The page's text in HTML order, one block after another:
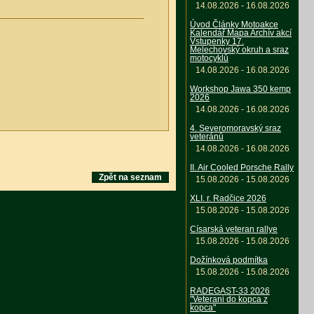
Zpět na seznam
14.08.2026 - 16.08.2026
Úvod Články Motoakce
Kalendář Mapa Archív akcí
Vstupenky 17.
Melechovský okruh a sraz
motocyklů
14.08.2026 - 16.08.2026
Workshop Jawa 350 kemp
2026
14.08.2026 - 16.08.2026
4. Severomoravský sraz
veteránů
14.08.2026 - 16.08.2026
II. Air Cooled Porsche Rally
15.08.2026 - 15.08.2026
XLI. r. Radčice 2026
15.08.2026 - 15.08.2026
Císarská veteran rallye
15.08.2026 - 15.08.2026
Dožínková podmítka
15.08.2026 - 15.08.2026
RADEGAST-33 2026
"Veterani do kopca z
kopca"